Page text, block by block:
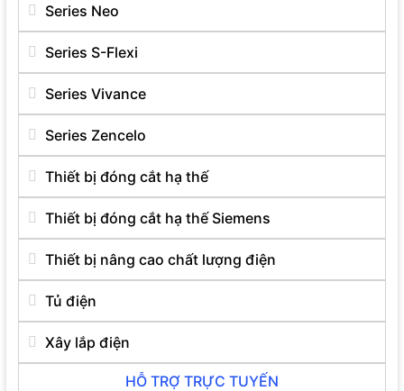
Series Neo
Series S-Flexi
Series Vivance
Series Zencelo
Thiết bị đóng cắt hạ thế
Thiết bị đóng cắt hạ thế Siemens
Thiết bị nâng cao chất lượng điện
Tủ điện
Xây lắp điện
HỖ TRỢ TRỰC TUYẾN